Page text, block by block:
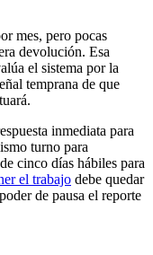
mes, pero pocas
devolución. Esa
el sistema por la
temprana de que
inmediata para
turno para
cinco días hábiles para
el trabajo debe quedar
de pausa el reporte